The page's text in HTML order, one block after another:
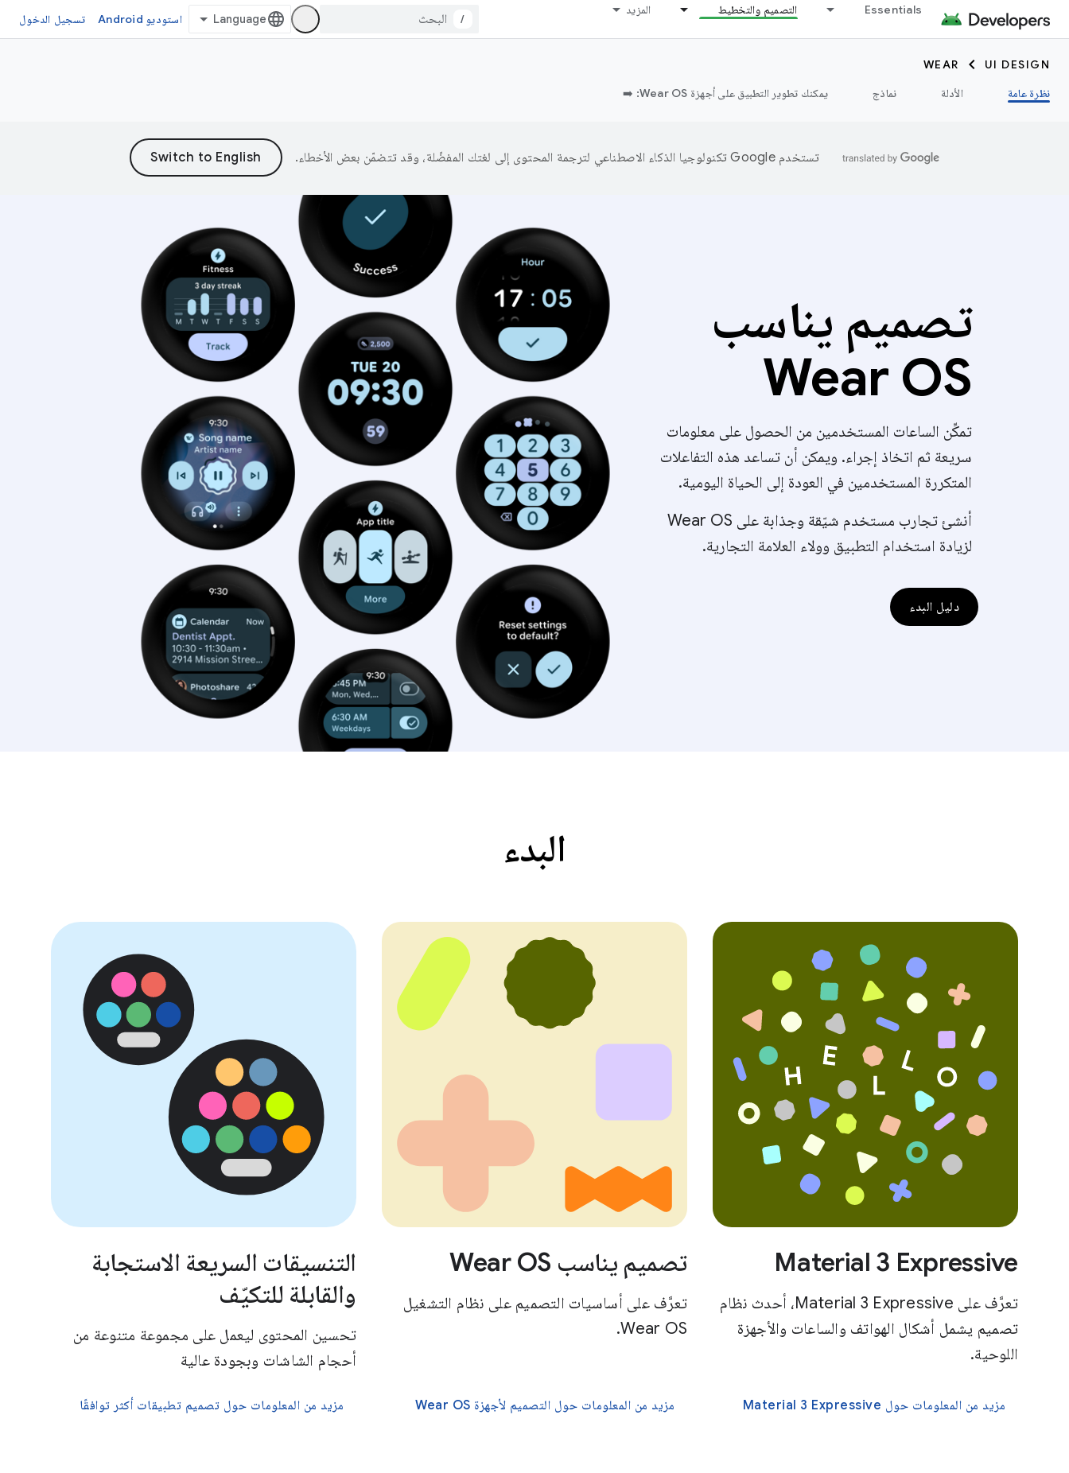
Essentials التصميم والتخطيط المزيد
/ استوديو Android تسجيل الدخول
UI DESIGN
WEAR
نظرة عامة
الأدلة نماذج يمكنك تطوير التطبيق على أجهزة Wear OS: ➡️
تستخدم Google تكنولوجيا الذكاء الاصطناعي لترجمة المحتوى إلى لغتك المفضّلة، وقد تتضمّن بعض الأخطاء.
تصميم يناسب
Wear OS
تمكِّن الساعات المستخدمين من الحصول على معلومات
سريعة ثم اتخاذ إجراء. ويمكن أن تساعد هذه التفاعلات
المتكررة المستخدمين في العودة إلى الحياة اليومية.
أنشئ تجارب مستخدم شيّقة وجذابة على Wear OS
لزيادة استخدام التطبيق وولاء العلامة التجارية.
دليل البدء
البدء
Material 3 Expressive
تعرَّف على Material 3 Expressive، أحدث نظام
تصميم يشمل أشكال الهواتف والساعات والأجهزة
اللوحية.
مزيد من المعلومات حول Material 3 Expressive
تصميم يناسب Wear OS
تعرَّف على أساسيات التصميم على نظام التشغيل
Wear OS.
مزيد من المعلومات حول التصميم لأجهزة Wear OS
التنسيقات السريعة الاستجابة
والقابلة للتكيّف
تحسين المحتوى ليعمل على مجموعة متنوعة من
أحجام الشاشات وبجودة عالية
مزيد من المعلومات حول تصميم تطبيقات أكثر توافقًا